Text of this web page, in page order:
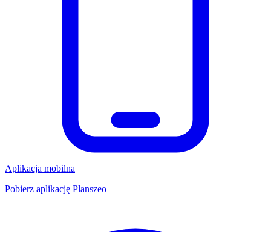
Aplikacja mobilna
Pobierz aplikację Planszeo